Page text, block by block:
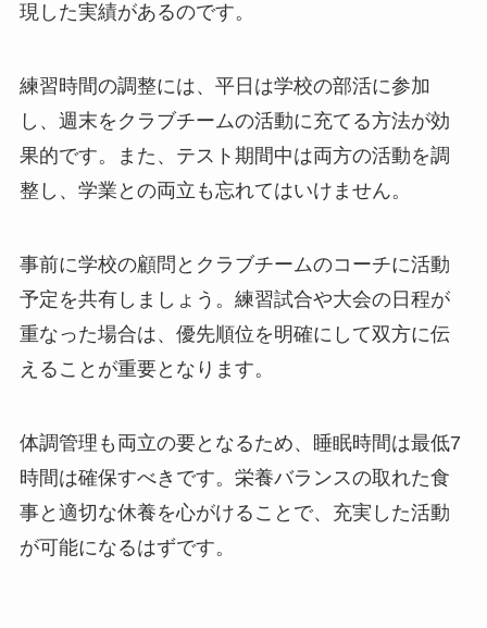
現した実績があるのです。
練習時間の調整には、平日は学校の部活に参加
し、週末をクラブチームの活動に充てる方法が効
果的です。また、テスト期間中は両方の活動を調
整し、学業との両立も忘れてはいけません。
事前に学校の顧問とクラブチームのコーチに活動
予定を共有しましょう。練習試合や大会の日程が
重なった場合は、優先順位を明確にして双方に伝
えることが重要となります。
体調管理も両立の要となるため、睡眠時間は最低7
時間は確保すべきです。栄養バランスの取れた食
事と適切な休養を心がけることで、充実した活動
が可能になるはずです。